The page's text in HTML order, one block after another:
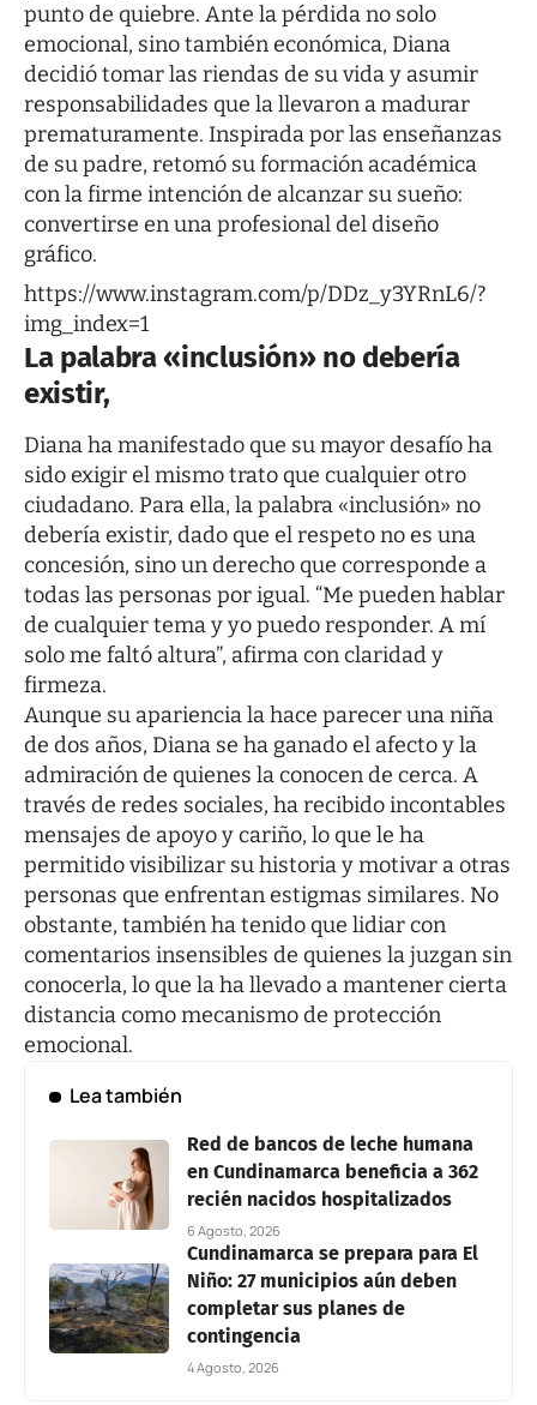
punto de quiebre. Ante la pérdida no solo
emocional, sino también económica, Diana
decidió tomar las riendas de su vida y asumir
responsabilidades que la llevaron a madurar
prematuramente. Inspirada por las enseñanzas
de su padre, retomó su formación académica
con la firme intención de alcanzar su sueño:
convertirse en una profesional del diseño
gráfico.
https://www.instagram.com/p/DDz_y3YRnL6/?
img_index=1
La palabra «inclusión» no debería
existir,
Diana ha manifestado que su mayor desafío ha
sido exigir el mismo trato que cualquier otro
ciudadano. Para ella, la palabra «inclusión» no
debería existir, dado que el respeto no es una
concesión, sino un derecho que corresponde a
todas las personas por igual. “Me pueden hablar
de cualquier tema y yo puedo responder. A mí
solo me faltó altura”, afirma con claridad y
firmeza.
Aunque su apariencia la hace parecer una niña
de dos años, Diana se ha ganado el afecto y la
admiración de quienes la conocen de cerca. A
través de redes sociales, ha recibido incontables
mensajes de apoyo y cariño, lo que le ha
permitido visibilizar su historia y motivar a otras
personas que enfrentan estigmas similares. No
obstante, también ha tenido que lidiar con
comentarios insensibles de quienes la juzgan sin
conocerla, lo que la ha llevado a mantener cierta
distancia como mecanismo de protección
emocional.
Lea también
Red de bancos de leche humana
en Cundinamarca beneficia a 362
recién nacidos hospitalizados
6 Agosto, 2026
Cundinamarca se prepara para El
Niño: 27 municipios aún deben
completar sus planes de
contingencia
4 Agosto, 2026